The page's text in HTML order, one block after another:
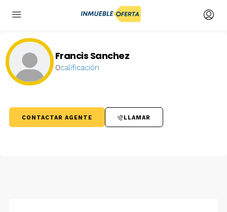
Francis Sanchez
0calificación
CONTACTAR AGENTE LLAMAR